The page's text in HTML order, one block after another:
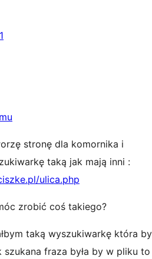
stronę dla komornika i
taką jak mają inni :
ulica.php
zrobić coś takiego?
taką wyszukiwarkę która by
szukana fraza była by w pliku to